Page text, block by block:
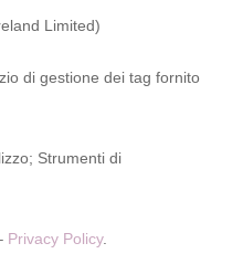
Limited)
di gestione dei tag fornito
Strumenti di
Privacy Policy.